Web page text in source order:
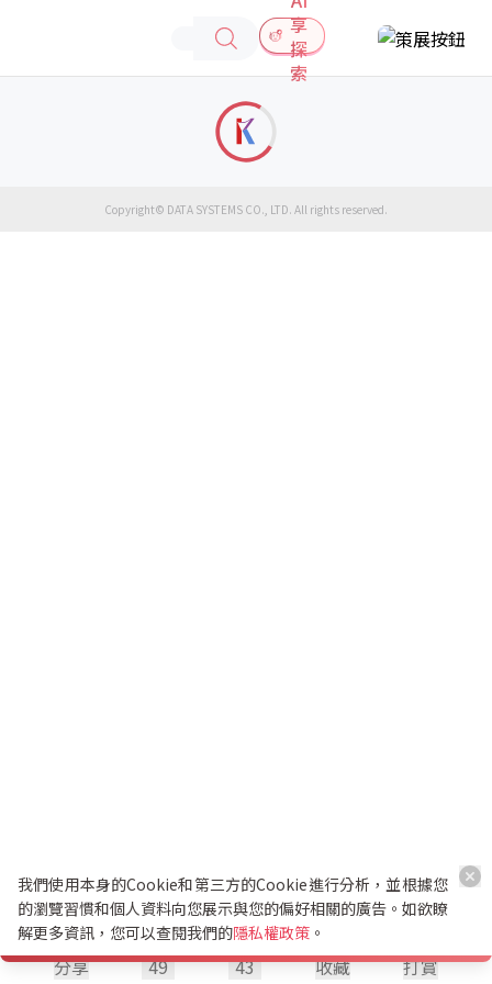
享
探
索
分享 49 43 收藏 打賞
Copyright© DATA SYSTEMS CO., LTD. All rights reserved.
我們使用本身的Cookie和第三方的Cookie進行分析，並根據您
的瀏覽習慣和個人資料向您展示與您的偏好相關的廣告。如欲瞭
解更多資訊，您可以查閱我們的隱私權政策 。